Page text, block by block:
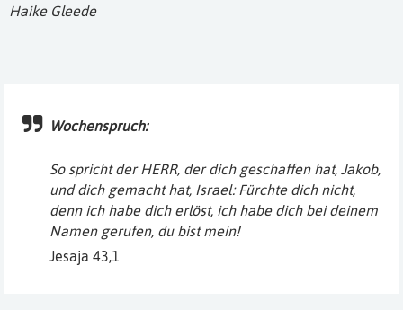
Haike Gleede
Wochenspruch:
So spricht der HERR, der dich geschaffen hat, Jakob,
und dich gemacht hat, Israel: Fürchte dich nicht,
denn ich habe dich erlöst, ich habe dich bei deinem
Namen gerufen, du bist mein!
Jesaja 43,1